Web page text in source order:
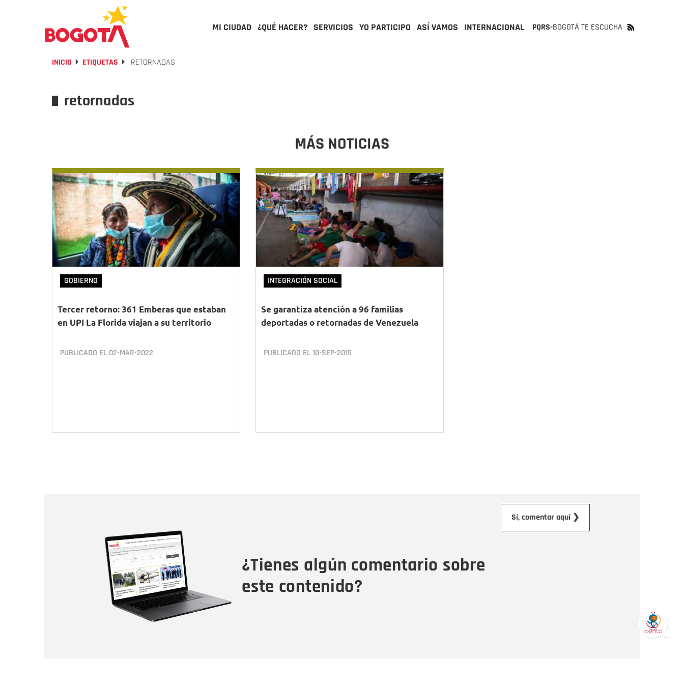
MI CIUDAD ¿QUÉ HACER? SERVICIOS YO PARTICIPO ASÍ VAMOS INTERNACIONAL PQRS-BOGOTÁ TE ESCUCHA
INICIO ETIQUETAS RETORNADAS
retornadas
MÁS NOTICIAS
GOBIERNO
Tercer retorno: 361 Emberas que estaban
en UPI La Florida viajan a su territorio
PUBLICADO EL 02•MAR•2022
INTEGRACIÓN SOCIAL
Se garantiza atención a 96 familias
deportadas o retornadas de Venezuela
PUBLICADO EL10•SEP•2015
¿Tienes algún comentario sobre
este contenido?
Sí, comentar aquí ❯